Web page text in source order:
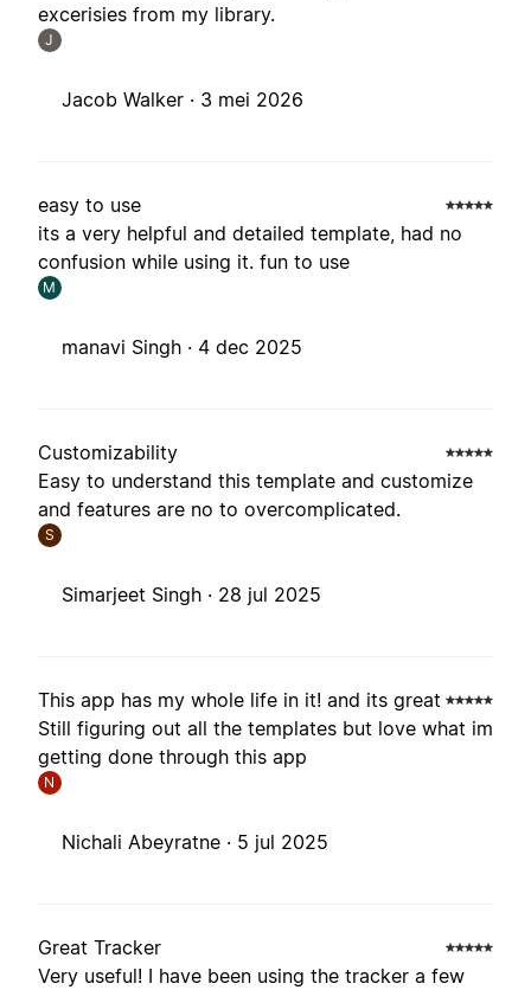
excerisies from my library.
J
Jacob Walker · 3 mei 2026
easy to use
its a very helpful and detailed template, had no
confusion while using it. fun to use
M
manavi Singh · 4 dec 2025
Customizability
Easy to understand this template and customize
and features are no to overcomplicated.
S
Simarjeet Singh · 28 jul 2025
This app has my whole life in it! and its great
Still figuring out all the templates but love what im
getting done through this app
N
Nichali Abeyratne · 5 jul 2025
Great Tracker
Very useful! I have been using the tracker a few